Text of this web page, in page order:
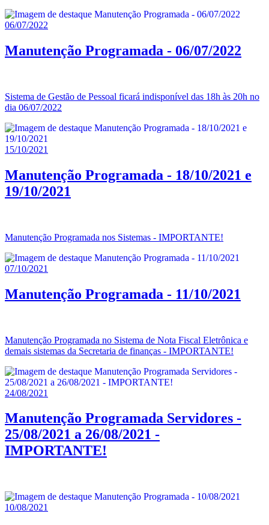
06/07/2022
Manutenção Programada - 06/07/2022
Sistema de Gestão de Pessoal ficará indisponível das 18h às 20h no
dia 06/07/2022
15/10/2021
Manutenção Programada - 18/10/2021 e
19/10/2021
Manutenção Programada nos Sistemas - IMPORTANTE!
07/10/2021
Manutenção Programada - 11/10/2021
Manutenção Programada no Sistema de Nota Fiscal Eletrônica e
demais sistemas da Secretaria de finanças - IMPORTANTE!
24/08/2021
Manutenção Programada Servidores -
25/08/2021 a 26/08/2021 -
IMPORTANTE!
10/08/2021